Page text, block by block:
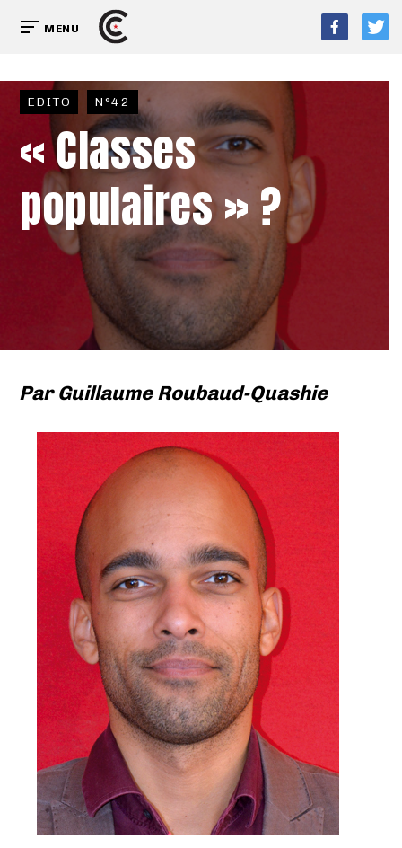
MENU
EDITO N°42
« Classes
populaires » ?
ParGuillaume Roubaud-Quashie